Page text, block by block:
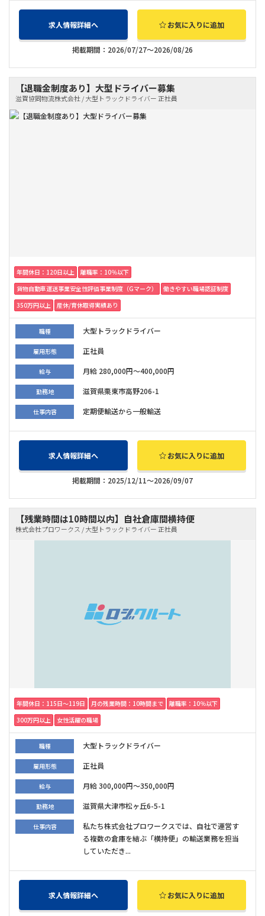
求人情報詳細へ お気に入りに追加
掲載期間：2026/07/27～2026/08/26
【退職金制度あり】大型ドライバー募集
滋賀協同物流株式会社 / 大型トラックドライバー 正社員
年間休日：120日以上
離職率：10％以下
貨物自動車運送事業安全性評価事業制度（Gマーク）
働きやすい職場認証制度
350万円以上
産休/育休取得実績あり
職種 大型トラックドライバー
雇用形態 正社員
給与 月給 280,000円～400,000円
勤務地 滋賀県栗東市高野206-1
仕事内容 定期便輸送から一般輸送
求人情報詳細へ お気に入りに追加
掲載期間：2025/12/11～2026/09/07
【残業時間は10時間以内】自社倉庫間横持便
株式会社プロワークス / 大型トラックドライバー 正社員
年間休日：115日〜119日 月の残業時間：10時間まで
離職率：10％以下
300万円以上
女性活躍の職場
職種 大型トラックドライバー
雇用形態 正社員
給与 月給 300,000円～350,000円
勤務地 滋賀県大津市松ヶ丘6-5-1
仕事内容
私たち株式会社プロワークスでは、自社で運営す
る複数の倉庫を結ぶ「横持便」の輸送業務を担当
していただき...
求人情報詳細へ お気に入りに追加